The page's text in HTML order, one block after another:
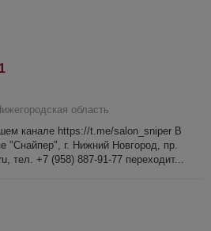
область
канале https://t.me/salon_sniper В
"Снайпер", г. Нижний Новгород, пр.
тел. +7 (958) 887-91-77 переходит...